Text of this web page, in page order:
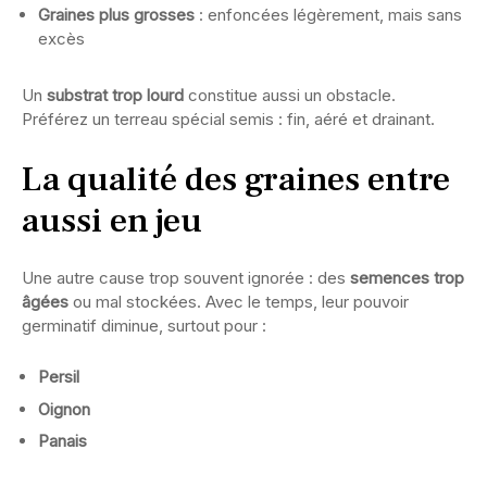
Graines plus grosses : enfoncées légèrement, mais sans
excès
Un substrat trop lourd constitue aussi un obstacle.
Préférez un terreau spécial semis : fin, aéré et drainant.
La qualité des graines entre
aussi en jeu
Une autre cause trop souvent ignorée : des semences trop
âgées ou mal stockées. Avec le temps, leur pouvoir
germinatif diminue, surtout pour :
Persil
Oignon
Panais